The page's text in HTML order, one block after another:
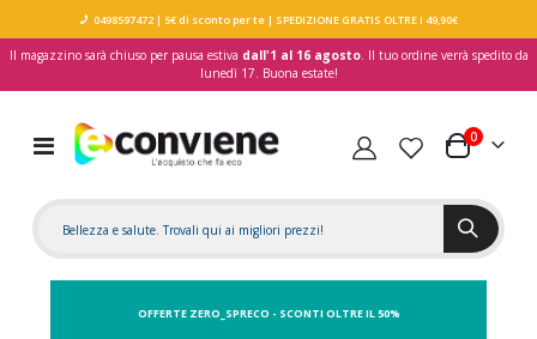
0498597472| 5€ di sconto per te| SPEDIZIONE GRATIS OLTRE I 49,90€
Il magazzino sarà chiuso per pausa estiva dall'1 al 16 agosto. Il tuo ordine verrà spedito da
lunedì 17. Buona estate!
Toggle
Nav
Carrello
0elementi
OFFERTE ZERO_SPRECO - SCONTI OLTRE IL 50%